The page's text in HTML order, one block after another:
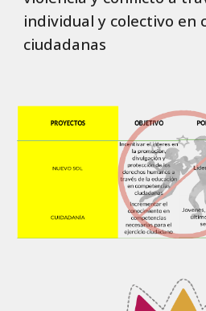
individual y colectivo en
ciudadanas